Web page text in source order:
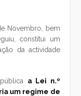
Novembro, bem
constitui um
da actividade
a Lei n.º
um regime de